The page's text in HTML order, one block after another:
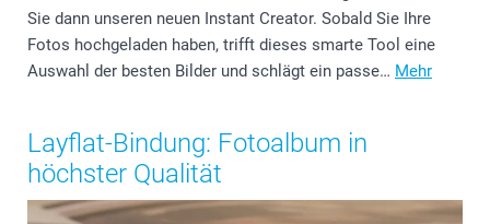
Sie dann unseren neuen Instant Creator. Sobald Sie Ihre
Fotos hochgeladen haben, trifft dieses smarte Tool eine
Auswahl der besten Bilder und schlägt ein passe… Mehr
Layflat-Bindung: Fotoalbum in
höchster Qualität